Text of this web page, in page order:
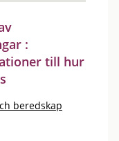
:
till hur
beredskap